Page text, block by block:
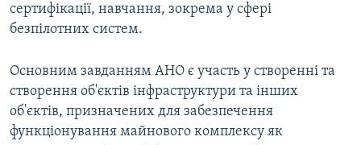
сертифікації, навчання, зокрема у сфері
безпілотних систем.
Основним завданням АНО є участь у створенні та
створення об'єктів інфраструктури та інших
об'єктів, призначених для забезпечення
функціонування майнового комплексу як